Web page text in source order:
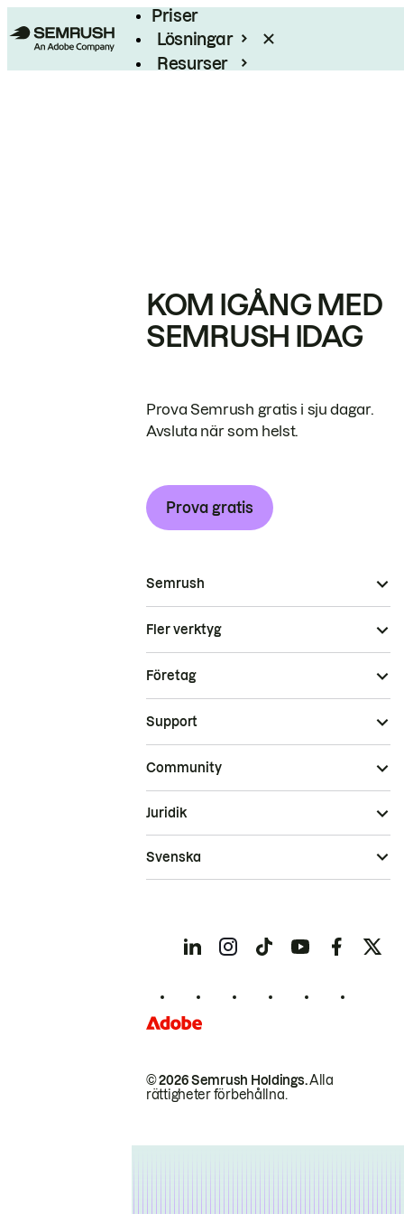
Priser
Lösningar
Resurser
KOM IGÅNG MED
SEMRUSH IDAG
Prova Semrush gratis i sju dagar.
Avsluta när som helst.
Prova gratis
Semrush
Fler verktyg
Företag
Support
Community
© 2026 Semrush Holdings.Alla
rättigheter förbehållna.
Juridik
Svenska